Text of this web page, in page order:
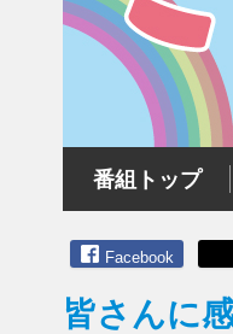
番組トップ
Facebook
皆さんに